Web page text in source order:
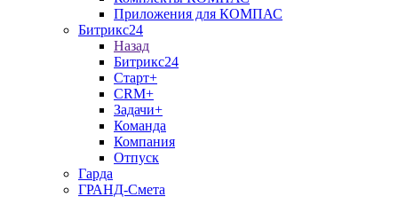
Приложения для КОМПАС
Битрикс24
Назад
Битрикс24
Старт+
CRM+
Задачи+
Команда
Компания
Отпуск
Гарда
ГРАНД-Смета